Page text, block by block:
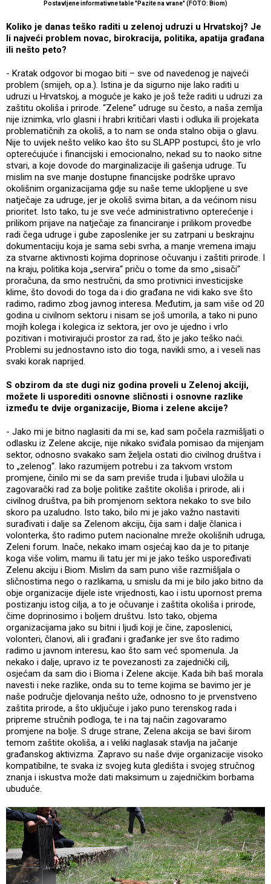
Postavljene informativne table "Pazite na vrane" (FOTO: Biom)
Koliko je danas teško raditi u zelenoj udruzi u Hrvatskoj? Je
li najveći problem novac, birokracija, politika, apatija građana
ili nešto peto?
- Kratak odgovor bi mogao biti – sve od navedenog je najveći
problem (smijeh, op.a.). Istina je da sigurno nije lako raditi u
udruzi u Hrvatskoj, a moguće je kako je još teže raditi u udruzi za
zaštitu okoliša i prirode. “Zelene” udruge su često, a naša zemlja
nije iznimka, vrlo glasni i hrabri kritičari vlasti i odluka ili projekata
problematičnih za okoliš, a to nam se onda stalno obija o glavu.
Nije to uvijek nešto veliko kao što su SLAPP postupci, što je vrlo
opterećujuće i financijski i emocionalno, nekad su to naoko sitne
stvari, a koje dovode do marginalizacije ili gašenja udruge. Tu
mislim na sve manje dostupne financijske podrške upravo
okolišnim organizacijama gdje su naše teme uklopljene u sve
natječaje za udruge, jer je okoliš svima bitan, a da većinom nisu
prioritet. Isto tako, tu je sve veće administrativno opterećenje i
prilikom prijave na natječaje za financiranje i prilikom provedbe
radi čega udruge i gube zaposlenike jer su zatrpani u beskrajnu
dokumentaciju koja je sama sebi svrha, a manje vremena imaju
za stvarne aktivnosti kojima doprinose očuvanju i zaštiti prirode. I
na kraju, politika koja „servira“ priču o tome da smo „sisači“
proračuna, da smo nestručni, da smo protivnici investicijske
klime, što dovodi do toga da i dio građana ne vidi kako sve što
radimo, radimo zbog javnog interesa. Međutim, ja sam više od 20
godina u civilnom sektoru i nisam se još umorila, a tako ni puno
mojih kolega i kolegica iz sektora, jer ovo je ujedno i vrlo
pozitivan i motivirajući prostor za rad, što je jako teško naći.
Problemi su jednostavno isto dio toga, navikli smo, a i veseli nas
svaki korak naprijed.
S obzirom da ste dugi niz godina proveli u Zelenoj akciji,
možete li usporediti osnovne sličnosti i osnovne razlike
između te dvije organizacije, Bioma i zelene akcije?
- Jako mi je bitno naglasiti da mi se, kad sam počela razmišljati o
odlasku iz Zelene akcije, nije nikako sviđala pomisao da mijenjam
sektor, odnosno svakako sam željela ostati dio civilnog društva i
to „zelenog“. Iako razumijem potrebu i za takvom vrstom
promjene, činilo mi se da sam previše truda i ljubavi uložila u
zagovarački rad za bolje politike zaštite okoliša i prirode, ali i
civilnog društva, pa bih promjenom sektora nekako to sve bilo
skoro pa uzaludno. Isto tako, bilo mi je jako važno nastaviti
surađivati i dalje sa Zelenom akciju, čija sam i dalje članica i
volonterka, što radimo putem nacionalne mreže okolišnih udruga,
Zeleni forum. Inače, nekako imam osjećaj kao da je to pitanje
koga više volim, mamu ili tatu jer mi je jako teško uspoređivati
Zelenu akciju i Biom. Mislim da sam puno više razmišljala o
sličnostima nego o razlikama, u smislu da mi je bilo jako bitno da
obje organizacije dijele iste vrijednosti, kao i istu upornost prema
postizanju istog cilja, a to je očuvanje i zaštita okoliša i prirode,
čime doprinosimo i boljem društvu. Isto tako, objema
organizacijama jako su bitni i ljudi koji je čine, zaposlenici,
volonteri, članovi, ali i građani i građanke jer sve što radimo
radimo u javnom interesu, kao što sam već spomenula. Ja
nekako i dalje, upravo iz te povezanosti za zajednički cilj,
osjećam da sam dio i Bioma i Zelene akcije. Kada bih baš morala
navesti i neke razlike, onda su to teme kojima se bavimo jer je
naše područje djelovanja nešto uže, odnosno to je prvenstveno
zaštita prirode, a što uključuje i jako puno terenskog rada i
pripreme stručnih podloga, te i na taj način zagovaramo
promjene na bolje. S druge strane, Zelena akcija se bavi širom
temom zaštite okoliša, a i veliki naglasak stavlja na jačanje
građanskog aktivizma. Zapravo su naše dvije organizacije visoko
kompatibilne, te svaka iz svojeg kuta gledišta i svojeg stručnog
znanja i iskustva može dati maksimum u zajedničkim borbama
ubuduće.